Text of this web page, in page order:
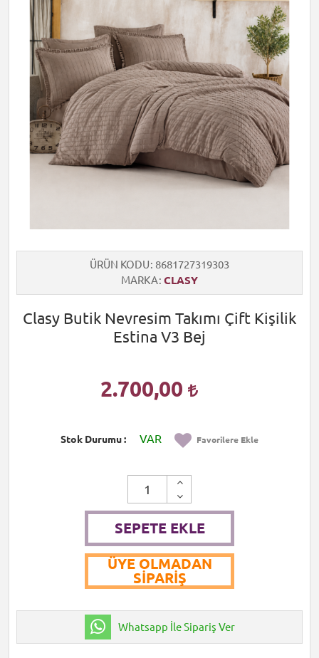
ÜRÜN KODU 8681727319303
MARKA CLASY
Clasy Butik Nevresim Takımı Çift Kişilik
Estina V3 Bej
2.700,00
Stok Durumu VAR Favorilere Ekle
SEPETE EKLE
ÜYE OLMADAN
SIPARIŞ
Whatsapp İle Sipariş Ver